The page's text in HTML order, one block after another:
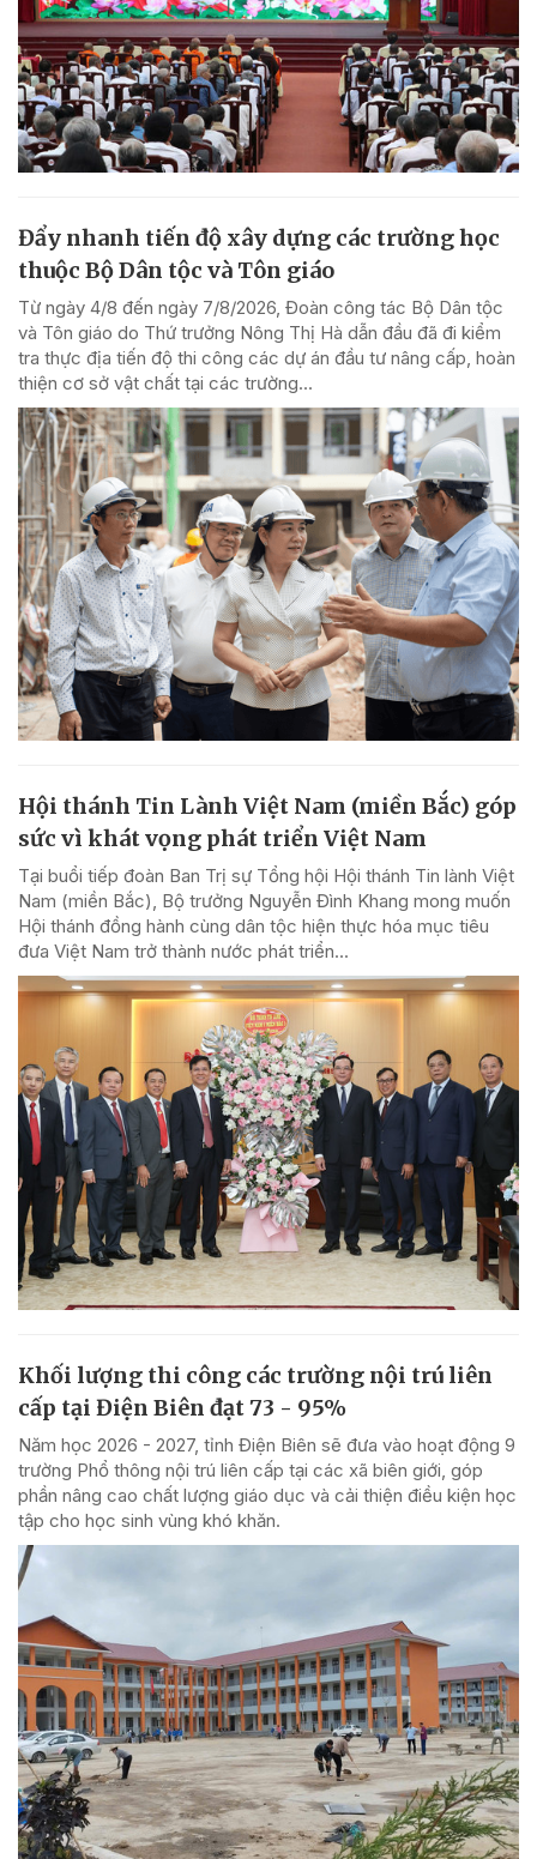
Đẩy nhanh tiến độ xây dựng các trường học
thuộc Bộ Dân tộc và Tôn giáo
Từ ngày 4/8 đến ngày 7/8/2026, Đoàn công tác Bộ Dân tộc
và Tôn giáo do Thứ trưởng Nông Thị Hà dẫn đầu đã đi kiểm
tra thực địa tiến độ thi công các dự án đầu tư nâng cấp, hoàn
thiện cơ sở vật chất tại các trường...
Hội thánh Tin Lành Việt Nam (miền Bắc) góp
sức vì khát vọng phát triển Việt Nam
Tại buổi tiếp đoàn Ban Trị sự Tổng hội Hội thánh Tin lành Việt
Nam (miền Bắc), Bộ trưởng Nguyễn Đình Khang mong muốn
Hội thánh đồng hành cùng dân tộc hiện thực hóa mục tiêu
đưa Việt Nam trở thành nước phát triển...
Khối lượng thi công các trường nội trú liên
cấp tại Điện Biên đạt 73 - 95%
Năm học 2026 - 2027, tỉnh Điện Biên sẽ đưa vào hoạt động 9
trường Phổ thông nội trú liên cấp tại các xã biên giới, góp
phần nâng cao chất lượng giáo dục và cải thiện điều kiện học
tập cho học sinh vùng khó khăn.